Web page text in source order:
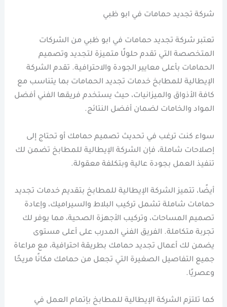
شركة تجديد حمامات في ابو ظبي
تعتبر شركة تجديد حمامات في ابو ظبي من الشركات
المتخصصة التي تقدم حلولًا متميزة لتجديد وتصميم
الحمامات بأعلى معايير الجودة والاحترافية. تقدم الشركة
الإيطالية للمطابخ خدمات تجديد الحمامات بما يتناسب مع
كافة الأذواق والميزانيات، حيث يستخدم فريقها الفني أفضل
المواد والخامات لضمان أفضل النتائج.
سواء كنت ترغب في تحديث تصميم حمامك أو تحتاج إلى
إصلاحات شاملة، فإن الشركة الإيطالية للمطابخ تضمن لك
تنفيذ العمل بجودة عالية وبتكلفة معقولة.
أيضًا، تتميز الشركة الإيطالية للمطابخ بتقديم خدمات تجديد
حمامات شاملة تشمل تركيب البلاط والسيراميك، وإعادة
تصميم المساحات، وتركيب الأجهزة الصحية، مما يوفر لك
تجربة متكاملة. الفريق الفني المدرب على أعلى مستوى
يضمن لك أعمال تجديد حمامك بطريقة احترافية، مع مراعاة
جميع التفاصيل الصغيرة التي تجعل من حمامك مكانًا مريحًا
وعصريًا.
كما تلتزم الشركة الإيطالية للمطابخ بإتمام العمل في